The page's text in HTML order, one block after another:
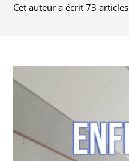
Cet auteur a écrit 73 articles